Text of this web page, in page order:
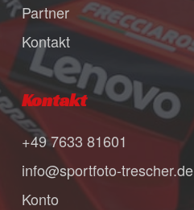
Partner
Kontakt
Kontakt
+49 7633 81601
info@sportfoto-trescher.de
Konto